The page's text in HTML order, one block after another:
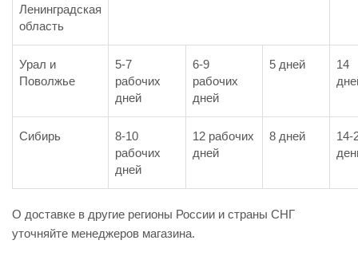
Ленинградская
область
Урал и
Поволжье
5-7
рабочих
дней
6-9
рабочих
дней
5 дней
14
Сибирь
8-10
рабочих
дней
12 рабочих
дней
8 дней
14-
О доставке в другие регионы России и страны СНГ
уточняйте менеджеров магазина.